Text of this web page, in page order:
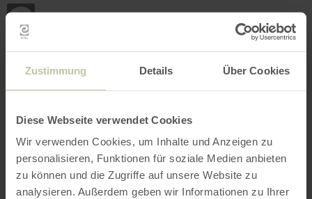
Zustimmung Details Über Cookies
Diese Webseite verwendet Cookies
Wir verwenden Cookies, um Inhalte und Anzeigen zu
personalisieren, Funktionen für soziale Medien anbieten
zu können und die Zugriffe auf unsere Website zu
analysieren. Außerdem geben wir Informationen zu Ihrer
Ga naar de hoofdinhoud
Ga naar de zoekfunctie
Ga naar de hoofdnavigatie
Ga naar de voettekst
Terug
naar
startpagina
ZOEKEN MENU
Het onderstaande vrijetijdsaanbod is door de
aanbieder RurseeZeit op het boekingsplatform
als enige verantwoordelijk voor de inhoud.